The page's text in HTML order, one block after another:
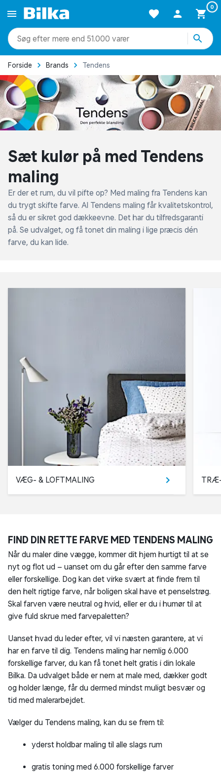
0
mere end 51.000 varer
Forside Brands Tendens
Sæt kulør på med Tendens
maling
Er der et rum, du vil pifte op? Med maling fra Tendens kan
du trygt skifte farve. Al Tendens maling får kvalitetskontrol,
så du er sikret god dækkeevne. Det har du tilfredsgaranti
på. Se udvalget, og få tonet din maling i lige præcis dén
farve, du kan lide.
VÆG- & LOFTMALING
FIND DIN RETTE FARVE MED TENDENS MALING
Når du maler dine vægge, kommer dit hjem hurtigt til at se
nyt og flot ud – uanset om du går efter den samme farve
eller forskellige. Dog kan det virke svært at finde frem til
den helt rigtige farve, når boligen skal have et penselstrøg.
Skal farven være neutral og hvid, eller er du i humør til at
give fuld skrue med farvepaletten?
Uanset hvad du leder efter, vil vi næsten garantere, at vi
har en farve til dig. Tendens maling har nemlig 6.000
forskellige farver, du kan få tonet helt gratis i din lokale
Bilka. Da udvalget både er nem at male med, dækker godt
og holder længe, får du dermed mindst muligt besvær og
tid med malerarbejdet.
Vælger du Tendens maling, kan du se frem til:
yderst holdbar maling til alle slags rum
gratis toning med 6.000 forskellige farver